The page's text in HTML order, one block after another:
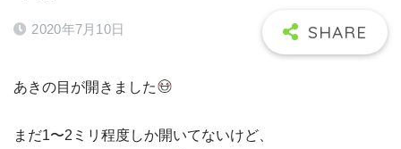
2020年7月10日
あきの目が開きました
まだ1〜2ミリ程度しか開いてないけど、